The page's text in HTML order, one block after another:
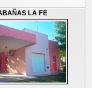
LA FE